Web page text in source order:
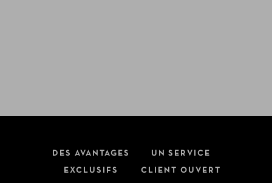
DES AVANTAGES
EXCLUSIFS
UN SERVICE
CLIENT OUVERT